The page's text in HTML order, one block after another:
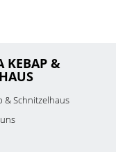
KEBAP &
& Schnitzelhaus